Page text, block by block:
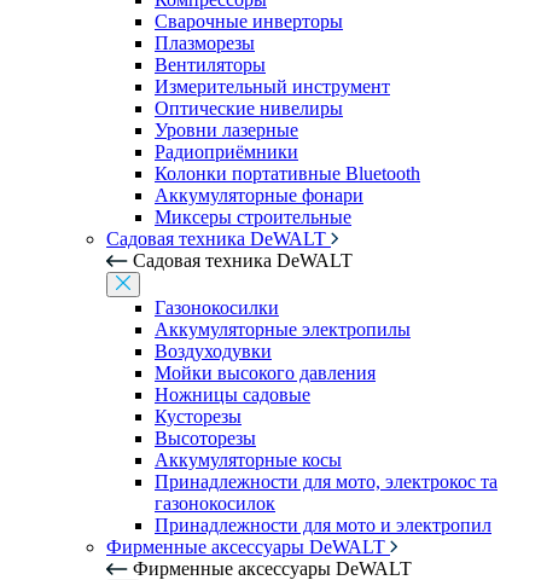
Сварочные инверторы
Плазморезы
Вентиляторы
Измерительный инструмент
Оптические нивелиры
Уровни лазерные
Радиоприёмники
Колонки портативные Bluetooth
Аккумуляторные фонари
Миксеры строительные
Садовая техника DeWALT
Садовая техника DeWALT
Газонокосилки
Аккумуляторные электропилы
Воздуходувки
Мойки высокого давления
Ножницы садовые
Кусторезы
Высоторезы
Аккумуляторные косы
Принадлежности для мото, электрокос та
газонокосилок
Принадлежности для мото и электропил
Фирменные аксессуары DeWALT
Фирменные аксессуары DeWALT